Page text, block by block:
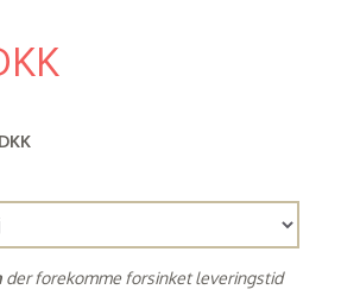
der forekomme forsinket leveringstid